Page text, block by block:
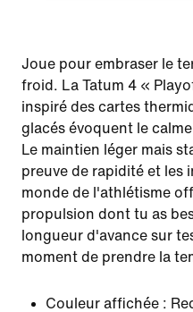
Joue pour embraser le
froid. La Tatum 4 «
inspiré des cartes
glacés évoquent le
Le maintien léger mais
preuve de rapidité et les
monde de l'athlétisme
propulsion dont tu as
longueur d'avance sur
moment de prendre la
Couleur affichée :